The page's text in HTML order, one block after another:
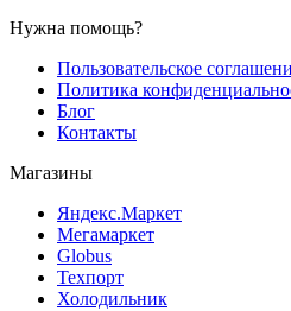
Нужна помощь?
Пользовательское
Политика
Блог
Контакты
Магазины
Яндекс.Маркет
Мегамаркет
Globus
Техпорт
Холодильник